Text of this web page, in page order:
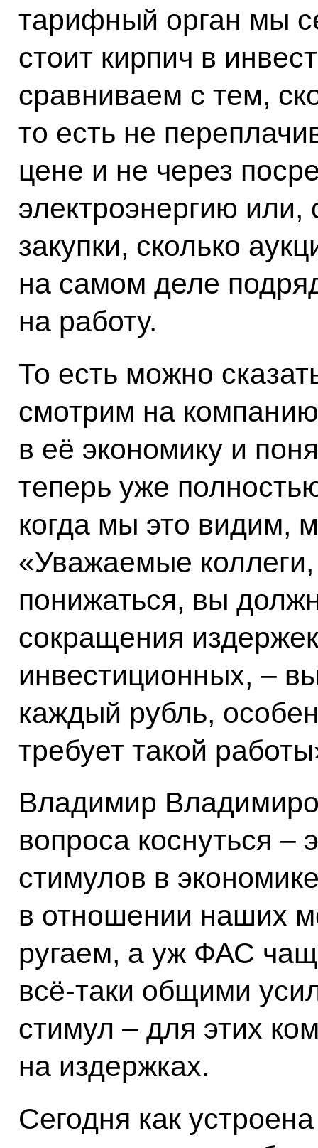
тарифный орган мы
стоит кирпич в
сравниваем с тем,
то есть не
цене и не через
электроэнергию или,
закупки, сколько
на самом деле
на работу.
То есть можно
смотрим на
в её экономику и
теперь уже
когда мы это видим,
«Уважаемые
понижаться, вы
сокращения
инвестиционных, –
каждый рубль,
требует такой
Владимир
вопроса коснуться –
стимулов в
в отношении наших
ругаем, а уж ФАС
всё‑таки общими
стимул – для этих
на издержках.
Сегодня как